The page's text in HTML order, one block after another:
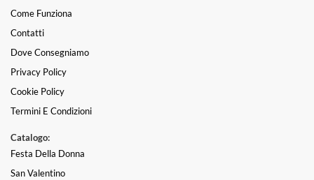
Come Funziona
Contatti
Dove Consegniamo
Privacy Policy
Cookie Policy
Termini E Condizioni
Catalogo:
Festa Della Donna
San Valentino